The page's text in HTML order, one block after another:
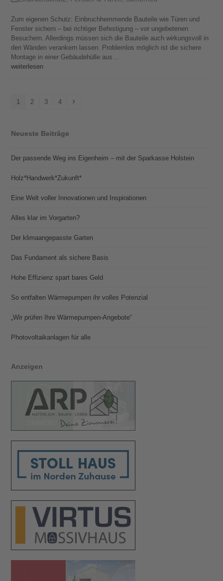
Zum eigenen Schutz: Einbruchhemmende Bauteile wie Türen und
Fenster sichern – bei richtiger Befestigung – vor ungebetenen
Besuchern. Allerdings müssen sich die Bauteile auch wirkungsvoll in
den Wänden verankern lassen. Problemlos möglich ist die sichere
Montage in einer Gebäudehülle aus…
weiterlesen
Seite
1 Seite
2 Seite
3 Seite
4
Neueste Beiträge
Der passende Weg ins Eigenheim – mit der Sparkasse Holstein
Holz*Handwerk*Zukunft*
Eine Welt voller Innovationen und Inspirationen
Alles klar im Vorgarten?
Der klimaangepasste Garten
Das Fundament als sichere Basis
Hohe Effizienz spart bares Geld
So entfalten Wärmepumpen ihr volles Potenzial
„Wir prüfen Ihre Wärmepumpen-Angebote“
Photovoltaik­­anlagen für alle
Anzeigen